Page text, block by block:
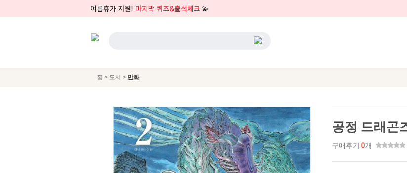
여름휴가 지원! 마지막 퀴즈&출석체크 💫
홈 > 도서 > 만화
공정 드래곤
구매후기 0개